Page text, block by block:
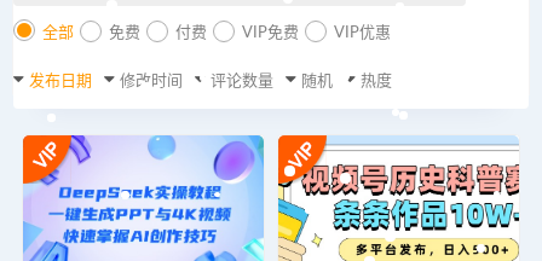
全部 免费 付费 VIP免费 VIP优惠
发布日期 修改时间 评论数量 随机 热度